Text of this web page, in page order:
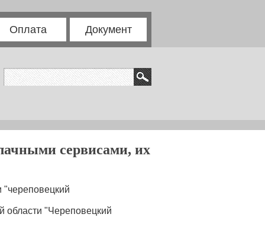
Оплата Документ
сервисами, их
"череповецкий
области "Череповецкий